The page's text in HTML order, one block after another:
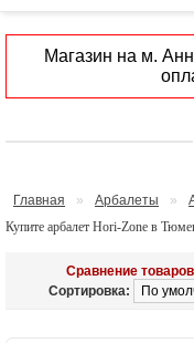
Магазин на м.
Главная » Арбалеты »
Купите арбалет Hori-Zone в
Сравнение
Сортировка: